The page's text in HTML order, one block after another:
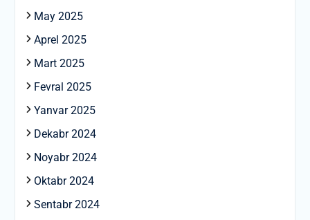
May 2025
Aprel 2025
Mart 2025
Fevral 2025
Yanvar 2025
Dekabr 2024
Noyabr 2024
Oktabr 2024
Sentabr 2024